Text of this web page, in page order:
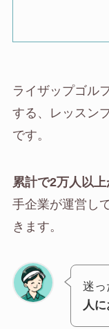
ライザップゴル
する、レッスン
です。
累計で2万人以上
手企業が運営し
きます。
迷っ
人に